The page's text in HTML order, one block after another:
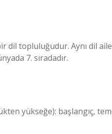
dil topluluğudur. Aynı dil
7. sıradadır.
yükseğe): başlangıç,